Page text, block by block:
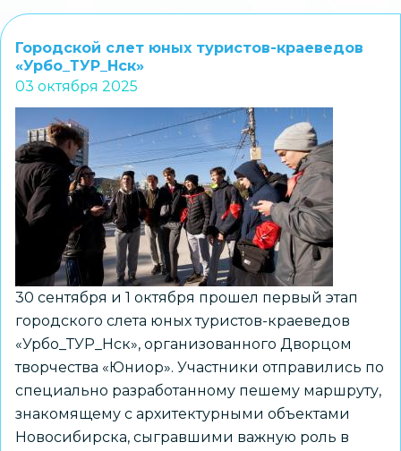
Городской слет юных туристов-краеведов
«Урбо_ТУР_Нск»
03 октября 2025
30 сентября и 1 октября прошел первый этап
городского слета юных туристов-краеведов
«Урбо_ТУР_Нск», организованного Дворцом
творчества «Юниор». Участники отправились по
специально разработанному пешему маршруту,
знакомящему с архитектурными объектами
Новосибирска, сыгравшими важную роль в